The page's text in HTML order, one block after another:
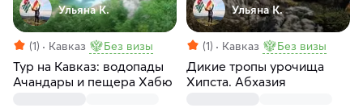
Ульяна К.
(1) Кавказ Без визы
Тур на Кавказ: водопады
Ачандары и пещера Хабю
Ульяна К.
(1) Кавказ Без визы
Дикие тропы урочища
Хипста. Абхазия